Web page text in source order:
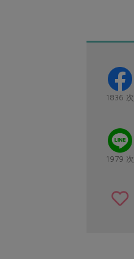
1836 次
1979 次